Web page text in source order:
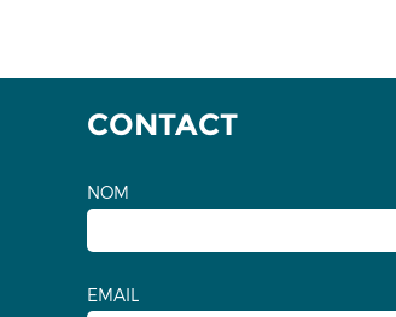
CONTACT
NOM
EMAIL